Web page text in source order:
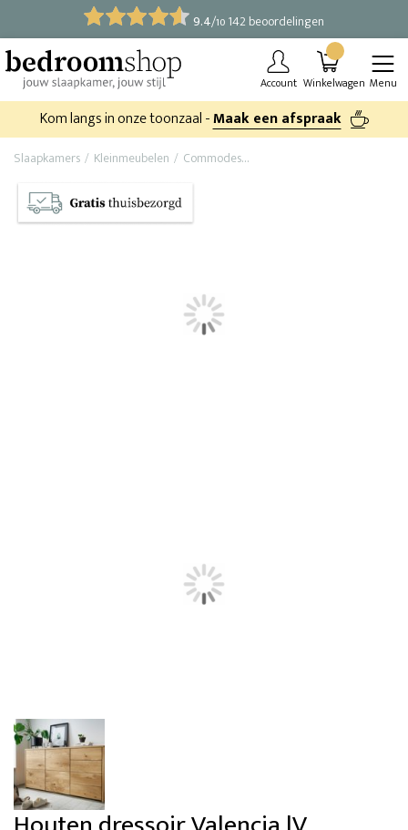
9.4/10 142 beoordelingen
Account Winkelwagen Menu
Kom langs in onze toonzaal -Maak een afspraak
Slaapkamers Kleinmeubelen Commodes